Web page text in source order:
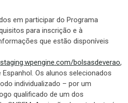
em participar do Programa
para inscrição e à
que estão disponíveis
bolsasdeverao,
Os alunos selecionados
individualizado – por um
qualificado de um dos